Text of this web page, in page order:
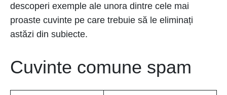
descoperi exemple ale unora dintre cele mai
proaste cuvinte pe care trebuie să le eliminați
astăzi din subiecte.
Cuvinte comune spam